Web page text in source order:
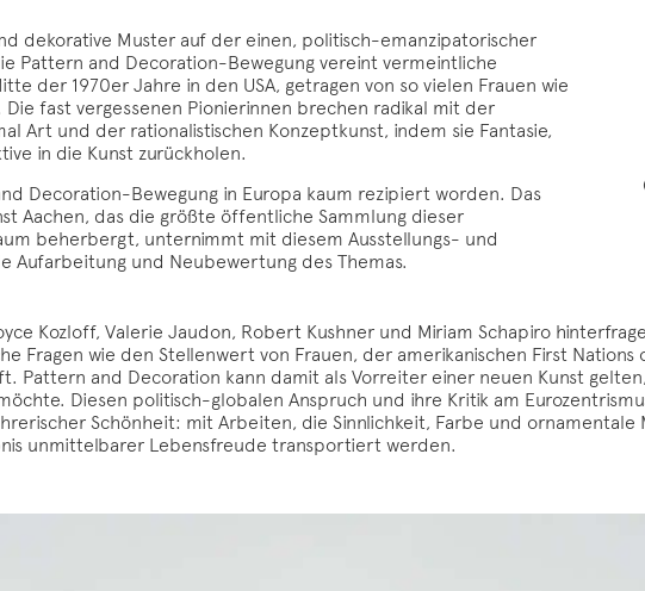
dekorative Muster auf der einen, politisch-emanzipatorischer
Pattern and Decoration-Bewegung vereint vermeintliche
der 1970er Jahre in den USA, getragen von so vielen Frauen wie
Die fast vergessenen Pionierinnen brechen radikal mit der
Art und der rationalistischen Konzeptkunst, indem sie Fantasie,
in die Kunst zurückholen.
Decoration-Bewegung in Europa kaum rezipiert worden. Das
Aachen, das die größte öffentliche Sammlung dieser
beherbergt, unternimmt mit diesem Ausstellungs- und
Aufarbeitung und Neubewertung des Themas.
Kozloff, Valerie Jaudon, Robert Kushner und Miriam Schapiro
Fragen wie den Stellenwert von Frauen, der amerikanischen First
Pattern and Decoration kann damit als Vorreiter einer neuen Kunst
Diesen politisch-globalen Anspruch und ihre Kritik am
Schönheit: mit Arbeiten, die Sinnlichkeit, Farbe und
unmittelbarer Lebensfreude transportiert werden.